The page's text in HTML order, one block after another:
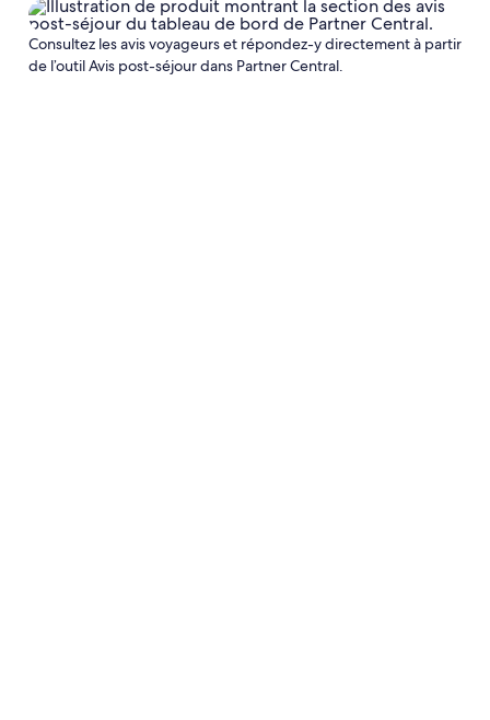
Consultez les avis voyageurs et répondez-y directement à partir
de l’outil Avis post-séjour dans Partner Central.